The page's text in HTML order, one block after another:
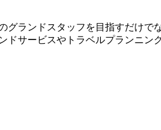
グランドスタッフを目指すだけ
ドサービスやトラベルプランニン